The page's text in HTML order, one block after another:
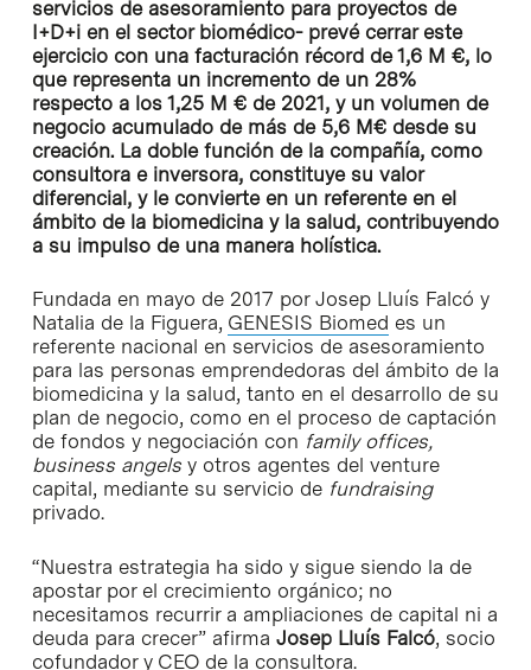
servicios de asesoramiento para proyectos de
I+D+i en el sector biomédico- prevé cerrar este
ejercicio con una facturación récord de 1,6 M €, lo
que representa un incremento de un 28%
respecto a los 1,25 M € de 2021, y un volumen de
negocio acumulado de más de 5,6 M€ desde su
creación. La doble función de la compañía, como
consultora e inversora, constituye su valor
diferencial, y le convierte en un referente en el
ámbito de la biomedicina y la salud, contribuyendo
a su impulso de una manera holística.
Fundada en mayo de 2017 por Josep Lluís Falcó y
Natalia de la Figuera, GENESIS Biomed es un
referente nacional en servicios de asesoramiento
para las personas emprendedoras del ámbito de la
biomedicina y la salud, tanto en el desarrollo de su
plan de negocio, como en el proceso de captación
de fondos y negociación con family offices,
business angelsy otros agentes del venture
capital, mediante su servicio defundraising
privado.
“Nuestra estrategia ha sido y sigue siendo la de
apostar por el crecimiento orgánico; no
necesitamos recurrir a ampliaciones de capital ni a
deuda para crecer” afirma Josep Lluís Falcó, socio
cofundador y CEO de la consultora.